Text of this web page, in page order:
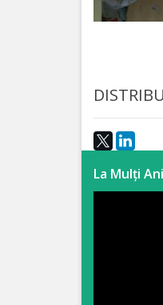
Planuri
Anticorupție
La Mulți